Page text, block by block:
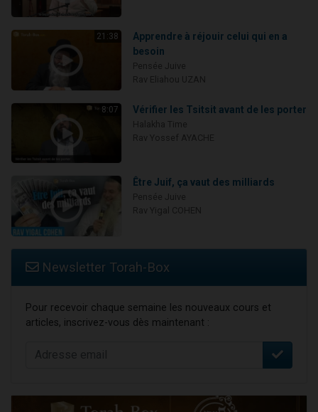
21:38
Apprendre à réjouir celui qui en a
besoin
8:07 Vérifier les Tsitsit avant de les porter
Être Juif, ça vaut des milliards
Newsletter Torah-Box
Pour recevoir chaque semaine les nouveaux cours et
articles, inscrivez-vous dès maintenant :